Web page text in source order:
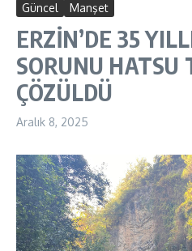
Güncel Manşet
ERZİN’DE 35
SORUNU HATSU
ÇÖZÜLDÜ
Aralık 8, 2025